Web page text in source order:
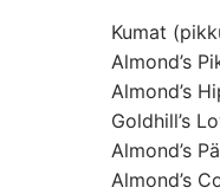
Kumat
Almond’s
Almond’s
Goldhill’s
Almond’s
Almond’s